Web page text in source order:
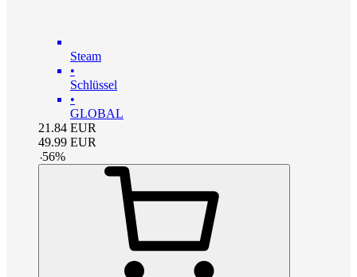
Steam
•
Schlüssel
•
GLOBAL
21.84 EUR
49.99 EUR
-56%